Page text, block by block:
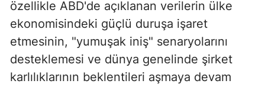
özellikle ABD'de açıklanan verilerin ülke
ekonomisindeki güçlü duruşa işaret
etmesinin, "yumuşak iniş" senaryolarını
desteklemesi ve dünya genelinde şirket
karlılıklarının beklentileri aşmaya devam